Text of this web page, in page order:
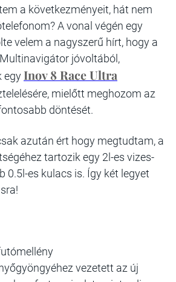
a következményeit, hát nem
A vonal végén egy
velem a nagyszerű hírt, hogy a
jóvoltából,
egy Inov 8 Race Ultra
mielőtt meghozom az
döntését.
azután ért hogy megtudtam, a
tartozik egy 2l-es vizes-
0.5l-es kulacs is. Így két legyet
vezetett az új